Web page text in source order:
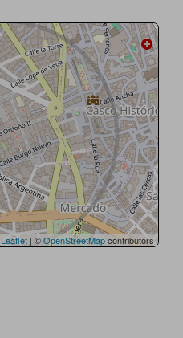
Leaflet | ©OpenStreetMapcontributors